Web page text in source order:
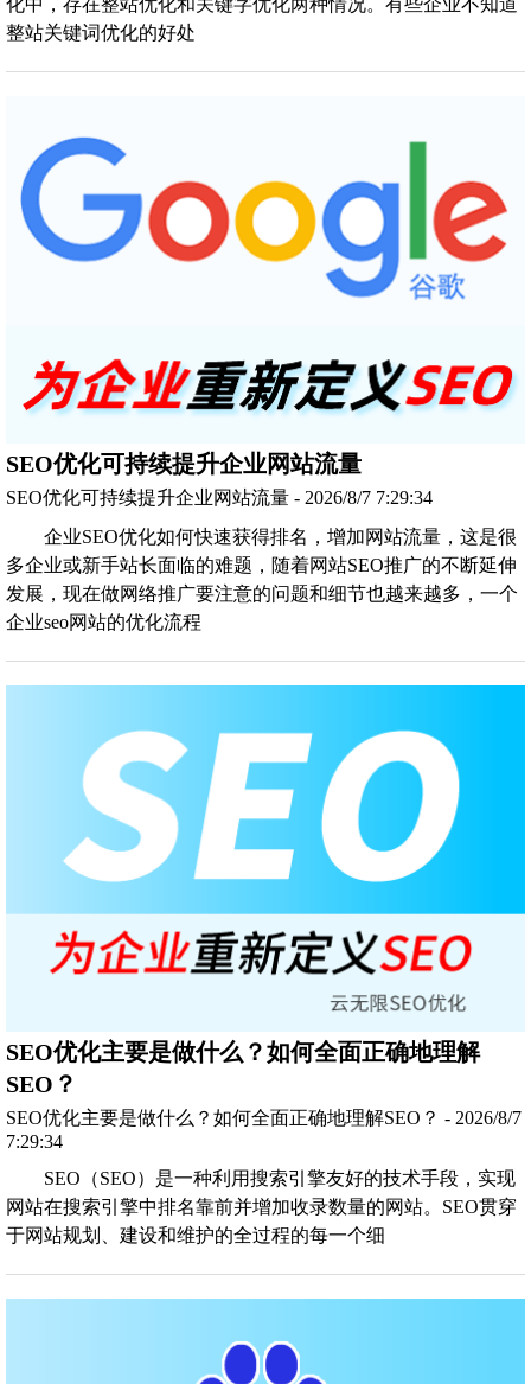
化中，存在整站优化和关键字优化两种情况。有些企业不知道
整站关键词优化的好处
SEO优化可持续提升企业网站流量
SEO优化可持续提升企业网站流量 - 2026/8/7 7:29:34
企业SEO优化如何快速获得排名，增加网站流量，这是很
多企业或新手站长面临的难题，随着网站SEO推广的不断延伸
发展，现在做网络推广要注意的问题和细节也越来越多，一个
企业seo网站的优化流程
SEO优化主要是做什么？如何全面正确地理解
SEO？
SEO优化主要是做什么？如何全面正确地理解SEO？ - 2026/8/7
7:29:34
SEO（SEO）是一种利用搜索引擎友好的技术手段，实现
网站在搜索引擎中排名靠前并增加收录数量的网站。SEO贯穿
于网站规划、建设和维护的全过程的每一个细